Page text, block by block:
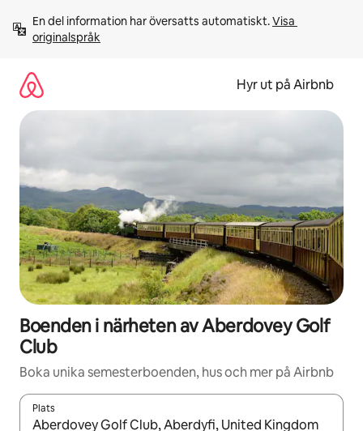
innehåll
En del information har översatts automatiskt. Visa
originalspråk
Hyr ut på Airbnb
Boenden i närheten av Aberdovey Golf
Club
Boka unika semesterboenden, hus och mer på Airbnb
Plats
När resultaten är tillgängliga kan du navigera med upp- och